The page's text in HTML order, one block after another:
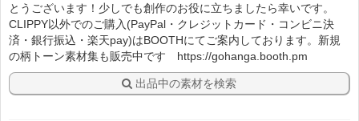
とうございます！少しでも創作のお役に立ちましたら幸いです。
CLIPPY以外でのご購入(PayPal・クレジットカード・コンビニ決
済・銀行振込・楽天pay)はBOOTHにてご案内しております。新規
の柄トーン素材集も販売中です https://gohanga.booth.pm
出品中の素材を検索